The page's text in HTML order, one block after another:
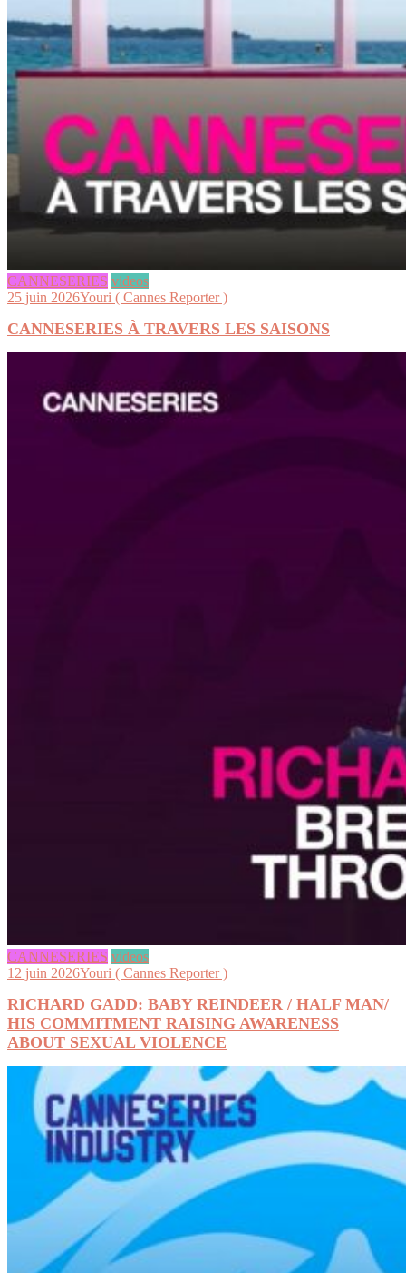
CANNESERIES videos
25 juin 2026Youri ( Cannes Reporter )
CANNESERIES À TRAVERS LES SAISONS
CANNESERIES videos
12 juin 2026Youri ( Cannes Reporter )
RICHARD GADD: BABY REINDEER / HALF MAN/
HIS COMMITMENT RAISING AWARENESS
ABOUT SEXUAL VIOLENCE